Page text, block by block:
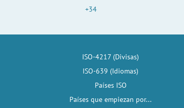
+34
ISO-4217 (Divisas)
ISO-639 (Idiomas)
Países ISO
Países que empiezan por...